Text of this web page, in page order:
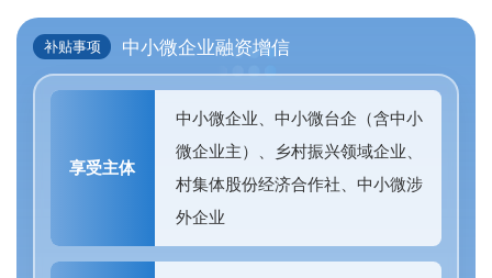
补贴事项 中小微企业融资增信
享受主体
中小微企业、中小微台企（含中小
微企业主）、乡村振兴领域企业、
村集体股份经济合作社、中小微涉
外企业